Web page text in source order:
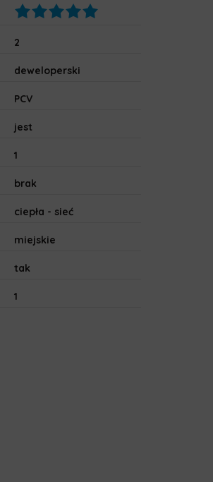
2
deweloperski
PCV
jest
1
brak
ciepła - sieć
miejskie
tak
1